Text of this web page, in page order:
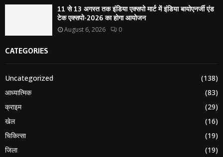
11 से 13 अगस्त तक इंडिया एक्सपो मार्ट में इंडिया बायोएनर्जी एंड
टेक एक्सपो-2026 का होगा आयोजन
August 6, 2026 0
CATEGORIES
Uncategorized
(138)
आध्यात्मिक
(83)
क्राइम
(29)
खेल
(16)
चिकित्सा
(19)
जिला
(19)